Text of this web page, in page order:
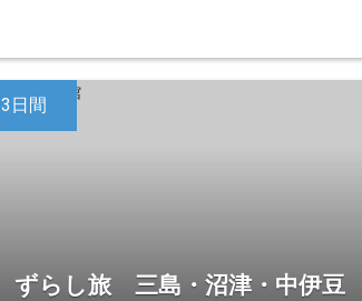
3日間
ずらし旅 三島・沼津・中伊豆